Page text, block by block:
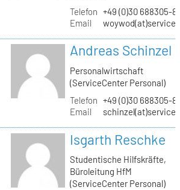
Telefon +49 (0)30 688305-
Email
Andreas Schinzel
Personalwirtschaft
(ServiceCenter Personal)
Telefon +49 (0)30 688305-
Email
Isgarth Reschke
Studentische Hilfskräfte,
Büroleitung HfM
(ServiceCenter Personal)